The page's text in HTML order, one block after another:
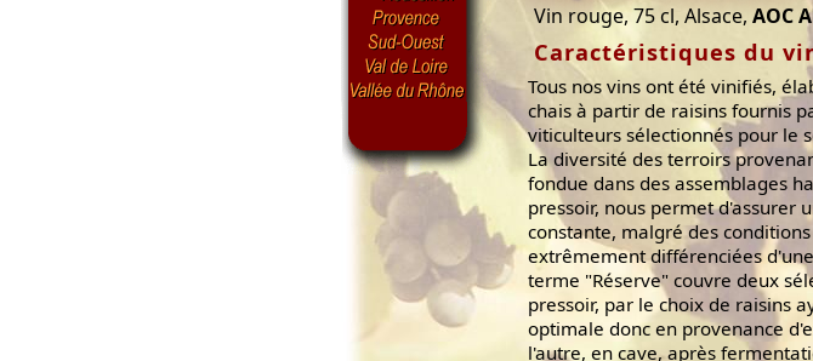
Vin rouge, 75 cl, Alsace, AOC
Caractéristiques du
Tous nos vins ont été vinifiés,
chais à partir de raisins fournis
viticulteurs sélectionnés pour le
La diversité des terroirs
fondue dans des assemblages
pressoir, nous permet d'assurer
constante, malgré des
extrêmement différenciées
terme "Réserve" couvre deux
pressoir, par le choix de raisins
optimale donc en provenance
l'autre, en cave, après